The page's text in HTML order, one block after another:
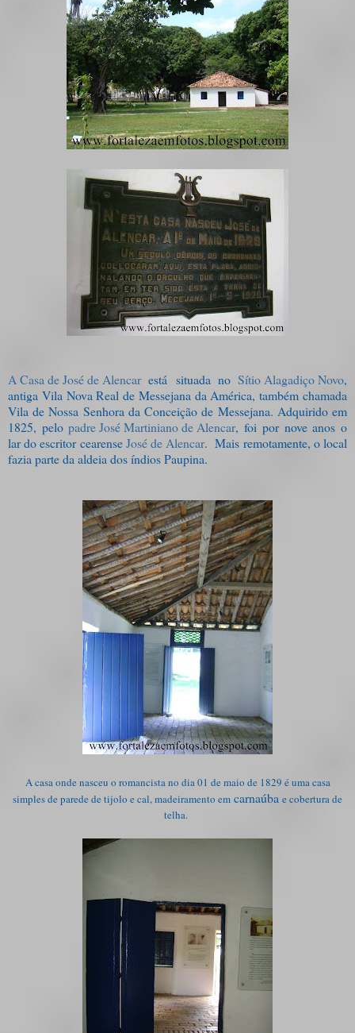
A Casa de José de Alencar está situada no Sítio Alagadiço Novo,
antiga Vila Nova Real de Messejana da América, também chamada
Vila de Nossa Senhora da Conceição de Messejana. Adquirido em
1825, pelopadre José Martiniano de Alencar, foi por nove anos o
lar do escritor cearenseJosé de Alencar. Mais remotamente, o local
fazia parte da aldeia dos índios Paupina.
A casa onde nasceu o romancista no dia 01 de maio de 1829 é uma casa
simples de parede de tijolo e cal, madeiramento em carnaúba e cobertura de
telha.